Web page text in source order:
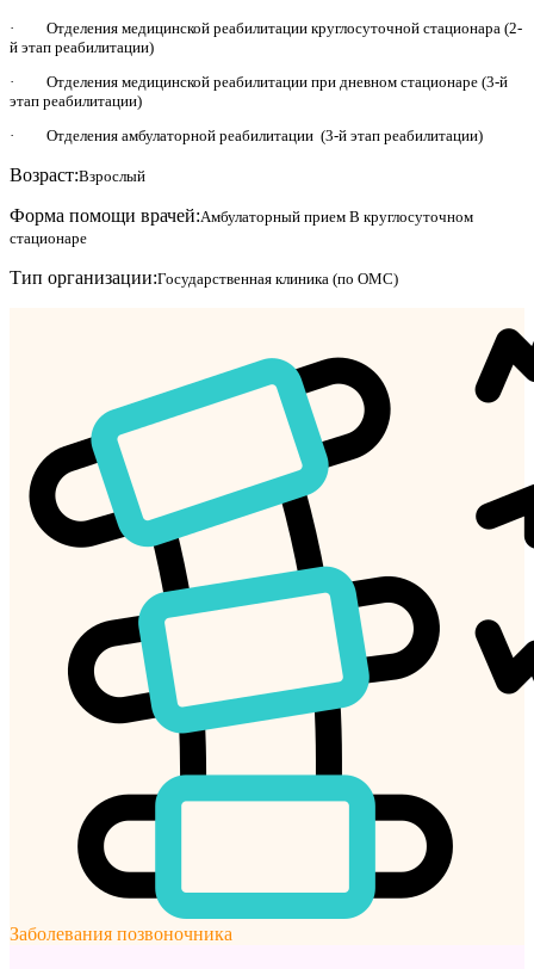
· Отделения медицинской реабилитации круглосуточной стационара (2-
й этап реабилитации)
· Отделения медицинской реабилитации при дневном стационаре (3-й
этап реабилитации)
· Отделения амбулаторной реабилитации (3-й этап реабилитации)
Возраст:Взрослый
Форма помощи врачей:Амбулаторный прием В круглосуточном
стационаре
Тип организации:Государственная клиника (по ОМС)
Заболевания позвоночника